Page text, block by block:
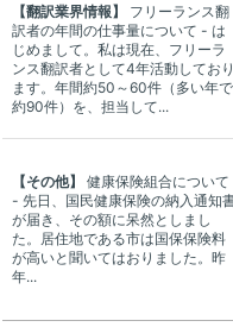
【翻訳業界情報】
フリーランス翻
訳者の年間の仕事量について - は
じめまして。私は現在、フリーラ
ンス翻訳者として4年活動しており
ます。年間約50～60件（多い年で
約90件）を、担当して...
【その他】
健康保険組合について
- 先日、国民健康保険の納入通知
が届き、その額に呆然としまし
た。居住地である市は国保保険料
が高いと聞いてはおりました。昨
年...